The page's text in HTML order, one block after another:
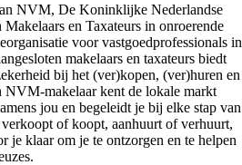
NVM, De Koninklijke Nederlandse
en Taxateurs in onroerende
voor vastgoedprofessionals in
makelaars en taxateurs biedt
bij het (ver)kopen, (ver)huren en
NVM-makelaar kent de lokale markt
jou en begeleidt je bij elke stap van
of koopt, aanhuurt of verhuurt,
je klaar om je te ontzorgen en te helpen